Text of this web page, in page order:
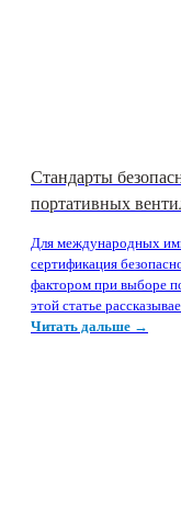
Стандарты
портативных
Для международных
сертификация
фактором при выборе
этой статье
Читать дальше →